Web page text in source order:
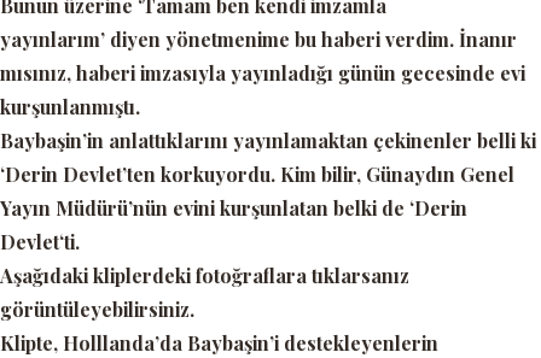
Bunun üzerine ‘Tamam ben kendi imzamla
yayınlarım’ diyen yönetmenime bu haberi verdim. İnanır
mısınız, haberi imzasıyla yayınladığı günün gecesinde evi
kurşunlanmıştı.
Baybaşin’in anlattıklarını yayınlamaktan çekinenler belli ki
‘Derin Devlet’ten korkuyordu. Kim bilir, Günaydın Genel
Yayın Müdürü’nün evini kurşunlatan belki de ‘Derin
Devlet‘ti.
Aşağıdaki kliplerdeki fotoğraflara tıklarsanız
görüntüleyebilirsiniz.
Klipte, Holllanda’da Baybaşin’i destekleyenlerin